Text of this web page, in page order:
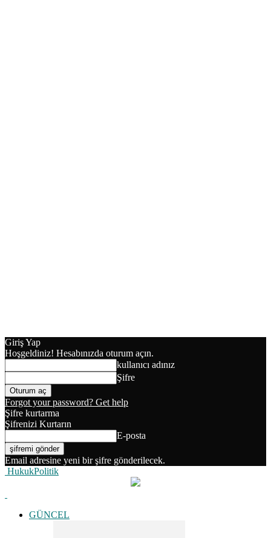
Giriş Yap
Hoşgeldiniz! Hesabınızda oturum açın.
kullanıcı adınız
Şifre
Forgot your password? Get help
Şifre kurtarma
Şifrenizi Kurtarın
E-posta
Email adresine yeni bir şifre gönderilecek.
HukukPolitik
GÜNCEL